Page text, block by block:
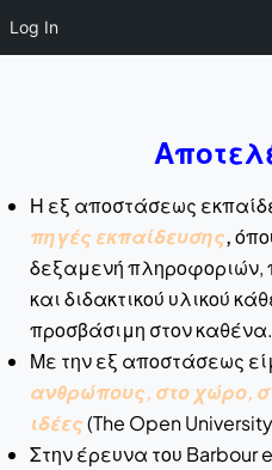
Log In
Η εξ αποστάσεως
πηγές εκπαίδευσης,
δεξαμενή πληροφοριών,
και διδακτικού υλικού
προσβάσιμη στον
Με την εξ αποστάσεως
ανθρώπους, στο χώρο,
ιδέες(The Open
Στην έρευνα του Barbour